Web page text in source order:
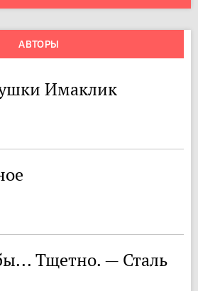
АВТОРЫ
Имаклик
Тщетно. — Сталь